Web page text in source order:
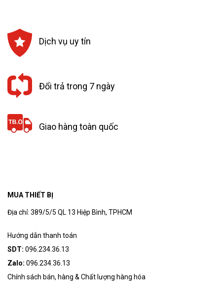
Dịch vụ uy tín
Đổi trả trong 7 ngày
Giao hàng toàn quốc
MUA THIẾT BỊ
Địa chỉ: 389/5/5 QL 13 Hiệp Bình, TPHCM
Hướng dẫn thanh toán
SDT: 096.234.36.13
Zalo: 096.234.36.13
Chính sách bán, hàng & Chất lượng hàng hóa